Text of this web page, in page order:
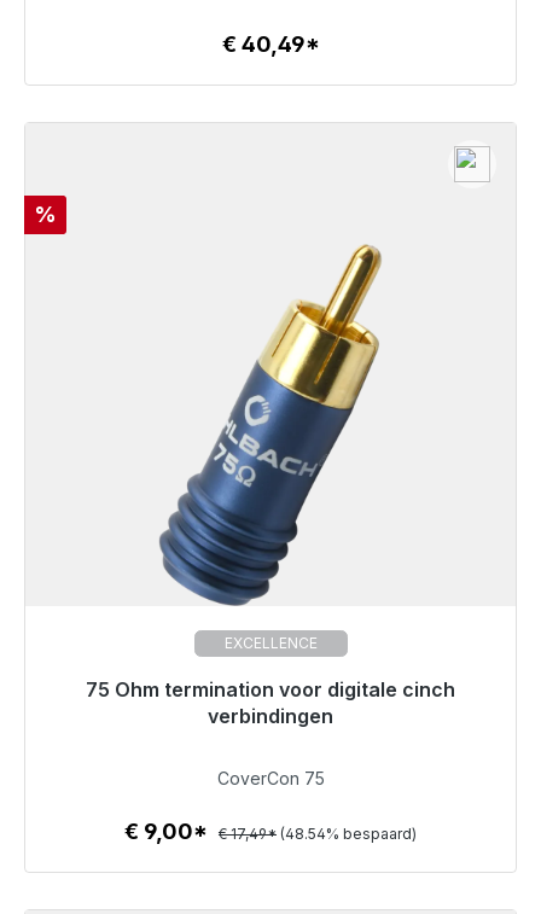
Details
€ 40,49*
Korting
%
EXCELLENCE
75 Ohm termination voor digitale cinch
verbindingen
Klaar voor onmiddellijke verzending, levertijd 48 uur*
Details
CoverCon 75
€ 9,00* € 17,49* (48.54% bespaard)